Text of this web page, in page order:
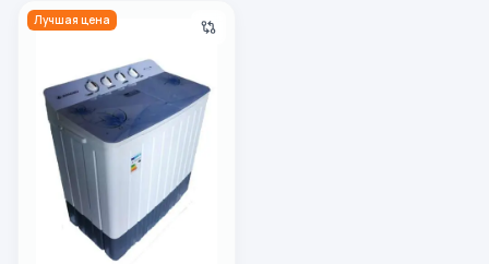
Стиральная машина Avangard AT90-9001P , синий
Лучшая цена